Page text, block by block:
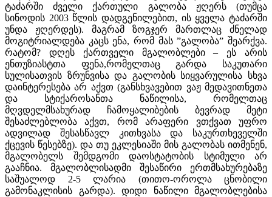
ტაძარში ძველი ქართული გალობა ჟღერს (თუმცა
სინოდის 2003 წლის დადგენილებით, ის ყველა ტაძარში
უნდა ჟღერდეს). მაგრამ ზოგჯერ მართლაც ძნელად
მოგიტრიალდება კაცს ენა, რომ მას ”გალობა” შეარქვა.
რატომ? დღეს ქართველი მგალობლები – ეს არის
ენთუზიასტთა ფენა,რომელთაც გარდა საკუთარი
სულისათვის ზრუნვისა და გალობის სიყვარულისა სხვა
დაინტერესება არ აქვთ (განსხვავებით ვაჟ მედავითნეთა
და სტიქაროსანთა ნაწილისა, რომელთაც
მღვდელმსახურად ჩამოყალიბების ბევრად მეტი
შესაძლებლობა აქვთ, რომ არაფერი ვთქვათ უფრო
ადვილად შესასწავლ კითხვასა და საკურთხეველში
ქცევის წესებზე). და თუ ეკლესიაში მის გალობას ითმენენ,
მგალობელს შემდგომი დაოსტატობის სტიმული არ
გააჩნია. მგალობლისადმი შესაწირი ერთმსახურებაზე
საშუალოდ 2-5 ლარია (თითო-ოროლა ცნობილი
გამონაკლისის გარდა). დიდი ნაწილი მგალობლებისა